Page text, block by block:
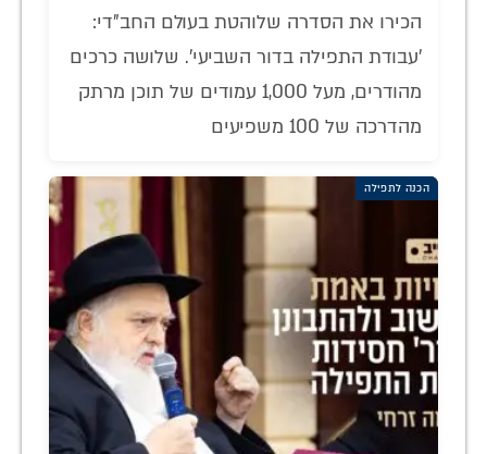
הכירו את הסדרה שלוהטת בעולם החב"די:
'עבודת התפילה בדור השביעי'. שלושה כרכים
מהודרים, מעל 1,000 עמודים של תוכן מרתק
מהדרכה של 100 משפיעים
הכנה לתפילה